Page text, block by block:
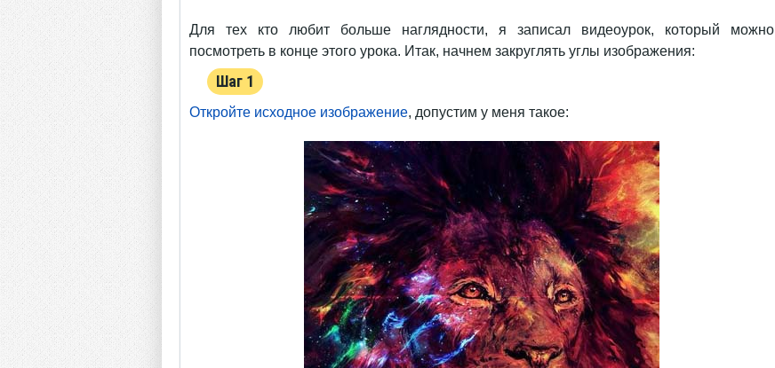
Для тех кто любит больше наглядности, я записал видеоурок, который можно
посмотреть в конце этого урока. Итак, начнем закруглять углы изображения:
Шаг 1
Откройте исходное изображение, допустим у меня такое: